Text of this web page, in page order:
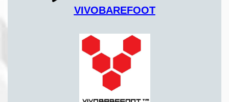
VIVOBAREFOOT